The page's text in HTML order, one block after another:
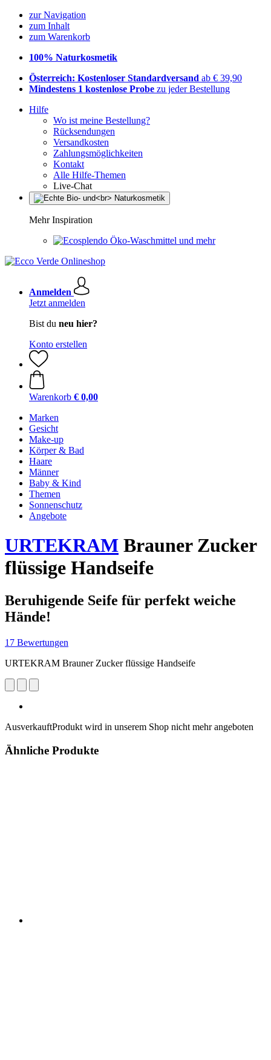
zur Navigation
zum Inhalt
zum Warenkorb
100% Naturkosmetik
Österreich: Kostenloser Standardversand ab € 39,90
Mindestens 1 kostenlose Probe zu jeder Bestellung
Hilfe
Wo ist meine Bestellung?
Rücksendungen
Versandkosten
Zahlungsmöglichkeiten
Kontakt
Alle Hilfe-Themen
Live-Chat
Mehr Inspiration
Öko-Waschmittel und mehr
Anmelden
Jetzt anmelden
Bist du neu hier?
Konto erstellen
Warenkorb € 0,00
Marken
Gesicht
Make-up
Körper & Bad
Haare
Männer
Baby & Kind
Themen
Sonnenschutz
Angebote
URTEKRAM Brauner Zucker
flüssige Handseife
Beruhigende Seife für perfekt weiche
Hände!
17 Bewertungen
URTEKRAM Brauner Zucker flüssige Handseife
AusverkauftProdukt wird in unserem Shop nicht mehr angeboten
Ähnliche Produkte